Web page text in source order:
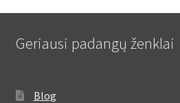
Geriausi padangų ženklai
Blog